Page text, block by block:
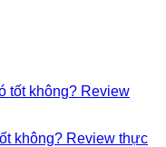
không? Review thực